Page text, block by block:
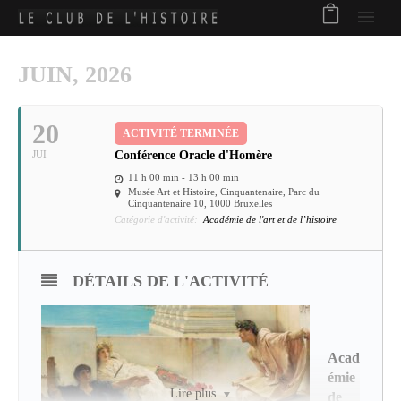
JUIN, 2026
20
JUI
ACTIVITÉ TERMINÉE
Conférence Oracle d'Homère
11 h 00 min - 13 h 00 min
Musée Art et Histoire, Cinquantenaire , Parc du
Cinquantenaire 10, 1000 Bruxelles
Catégorie d'activité: Académie de l'art et de l’histoire
Lire plus
DÉTAILS DE L'ACTIVITÉ
Acad
émie
de